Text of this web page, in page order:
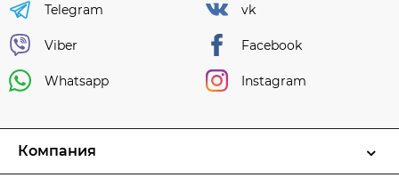
Telegram
Viber
Whatsapp
vk
Facebook
Instagram
Компания